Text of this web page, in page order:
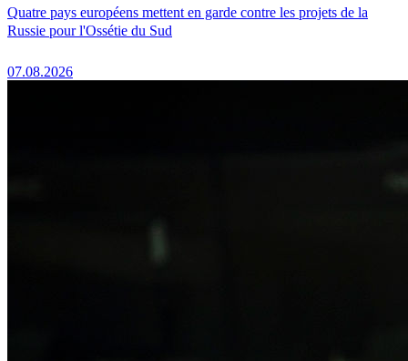
Quatre pays européens mettent en garde contre les projets de la
Russie pour l'Ossétie du Sud
07.08.2026